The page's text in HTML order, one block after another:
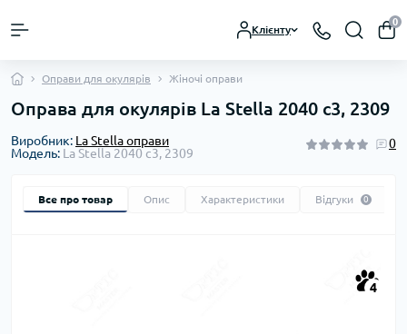
Клієнту
0
Оправи для окулярів Жіночі оправи
Оправа для окулярів La Stella 2040 c3, 2309
Виробник: La Stella оправи
Модель: La Stella 2040 c3, 2309
0
Все про товар Опис Характеристики Відгуки 0
4